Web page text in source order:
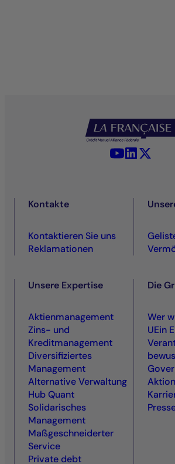
YouTube -
Kontakte
Kontaktieren Sie uns
Reklamationen
Unsere Expertise
Aktienmanagement
Zins- und
Kreditmanagement
Diversifiziertes
Management
Alternative Verwaltung
Hub Quant
Solidarisches
Management
Maßgeschneiderter
Service
Private debt
Die
Wer
UEin